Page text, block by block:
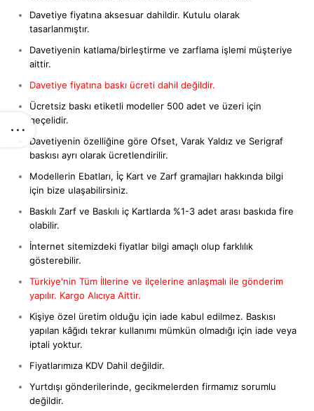
Davetiye fiyatına aksesuar dahildir. Kutulu olarak
tasarlanmıştır.
Davetiyenin katlama/birleştirme ve zarflama işlemi müşteriye
aittir.
Davetiye fiyatına baskı ücreti dahil değildir.
Ücretsiz baskı etiketli modeller 500 adet ve üzeri için
geçelidir.
Davetiyenin özelliğine göre Ofset, Varak Yaldız ve Serigraf
baskısı ayrı olarak ücretlendirilir.
Modellerin Ebatları, İç Kart ve Zarf gramajları hakkında bilgi
için bize ulaşabilirsiniz.
Baskılı Zarf ve Baskılı iç Kartlarda %1-3 adet arası baskıda fire
olabilir.
İnternet sitemizdeki fiyatlar bilgi amaçlı olup farklılık
gösterebilir.
Türkiye'nin Tüm İllerine ve ilçelerine anlaşmalı ile gönderim
yapılır. Kargo Alıcıya Aittir.
Kişiye özel üretim olduğu için iade kabul edilmez. Baskısı
yapılan kâğıdı tekrar kullanımı mümkün olmadığı için iade veya
iptali yoktur.
Fiyatlarımıza KDV Dahil değildir.
Yurtdışı gönderilerinde, gecikmelerden firmamız sorumlu
değildir.